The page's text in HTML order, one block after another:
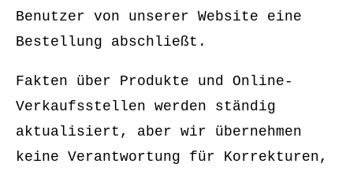
Benutzer von unserer Website eine
Bestellung abschließt.
Fakten über Produkte und Online-
Verkaufsstellen werden ständig
aktualisiert, aber wir übernehmen
keine Verantwortung für Korrekturen,